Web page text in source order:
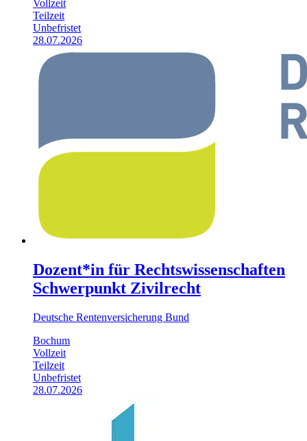
Vollzeit
Teilzeit
Unbefristet
28.07.2026
Dozent*in für Rechtswissenschaften
Schwerpunkt Zivilrecht
Deutsche Rentenversicherung Bund
Bochum
Vollzeit
Teilzeit
Unbefristet
28.07.2026